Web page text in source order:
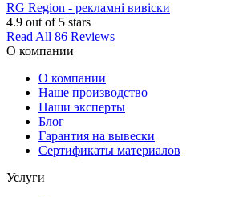
RG Region - рекламні вивіски
4.9 out of 5 stars
Read All 86 Reviews
О компании
О компании
Наше производство
Наши эксперты
Блог
Гарантия на вывески
Сертификаты материалов
Услуги